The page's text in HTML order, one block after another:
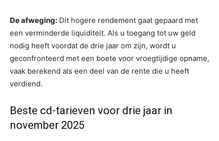
De afweging: Dit hogere rendement gaat gepaard met
een verminderde liquiditeit. Als u toegang tot uw geld
nodig heeft voordat de drie jaar om zijn, wordt u
geconfronteerd met een boete voor vroegtijdige opname,
vaak berekend als een deel van de rente die u heeft
verdiend.
Beste cd-tarieven voor drie jaar in
november 2025